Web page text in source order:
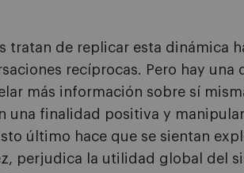
tratan de replicar esta dinámica
recíprocas. Pero hay una
más información sobre sí
una finalidad positiva y
último hace que se sientan
perjudica la utilidad global del